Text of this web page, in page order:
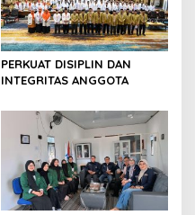
PERKUAT DISIPLIN DAN
INTEGRITAS ANGGOTA